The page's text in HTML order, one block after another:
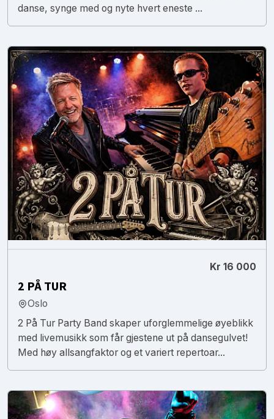
danse, synge med og nyte hvert eneste ...
Kr 16 000
2 PÅ TUR
Oslo
2 På Tur Party Band skaper uforglemmelige øyeblikk
med livemusikk som får gjestene ut på dansegulvet!
Med høy allsangfaktor og et variert repertoar...